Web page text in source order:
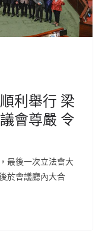
利舉行 梁
會尊嚴 令
最後一次立法會大
於會議廳內大合